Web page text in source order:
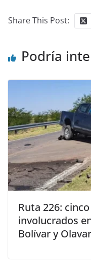
Share This Post:
Podría
Ruta 226:
involucrados
Bolívar y